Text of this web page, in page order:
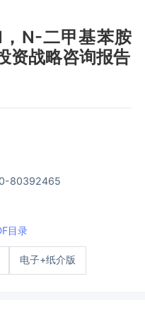
N-二甲基苯胺
资战略咨询报告
80392465
目录
电子+纸介版